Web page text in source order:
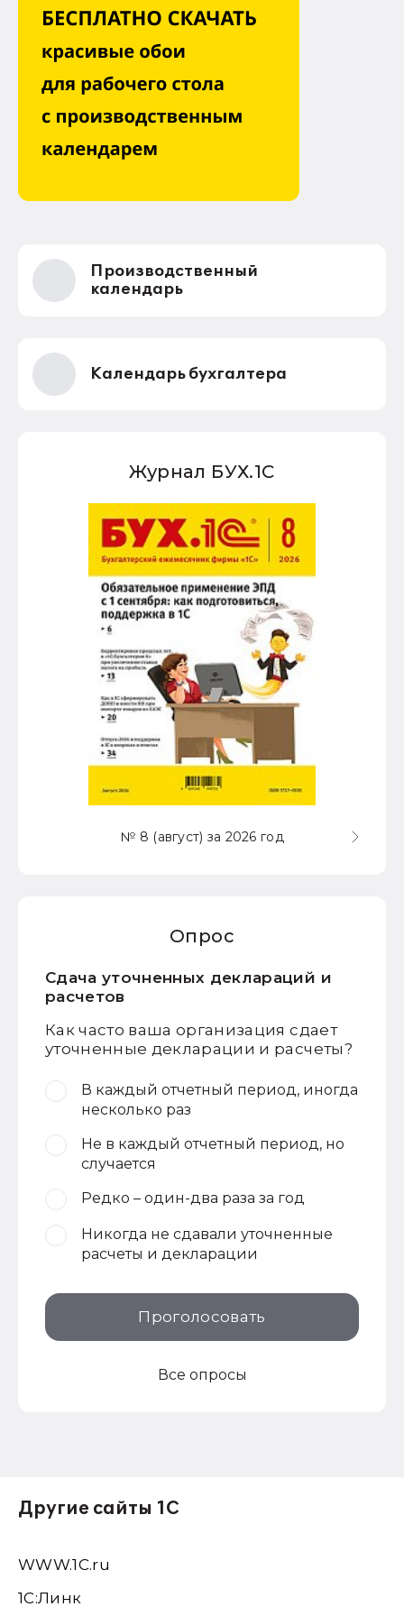
Производственный
календарь
Календарь бухгалтера
Журнал БУХ.1С
№ 8 (август) за 2026 год
Опрос
Сдача уточненных деклараций и
расчетов
Как часто ваша организация сдает
уточненные декларации и расчеты?
В каждый отчетный период, иногда
несколько раз
Не в каждый отчетный период, но
случается
Редко – один-два раза за год
Никогда не сдавали уточненные
расчеты и декларации
Проголосовать
Все опросы
Другие сайты 1С
WWW.1С.ru
1С:Линк